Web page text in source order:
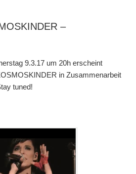
–
9.3.17 um 20h erscheint
in Zusammenarbeit
tuned!